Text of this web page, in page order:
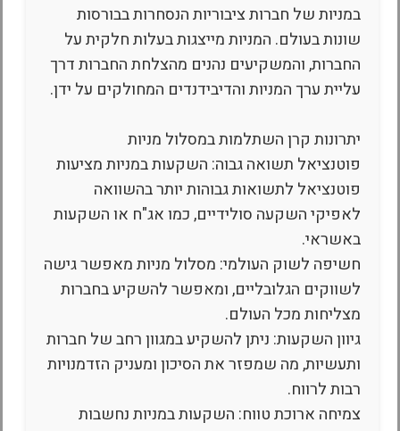
במניות של חברות ציבוריות הנסחרות בבורסות
שונות בעולם. המניות מייצגות בעלות חלקית על
החברות, והמשקיעים נהנים מהצלחת החברות דרך
עליית ערך המניות והדיבידנדים המחולקים על ידן.
יתרונות קרן השתלמות במסלול מניות
פוטנציאל תשואה גבוה: השקעות במניות מציעות
פוטנציאל לתשואות גבוהות יותר בהשוואה
לאפיקי השקעה סולידיים, כמו אג"ח או השקעות
באשראי.
חשיפה לשוק העולמי: מסלול מניות מאפשר גישה
לשווקים הגלובליים, ומאפשר להשקיע בחברות
מצליחות מכל העולם.
גיוון השקעות: ניתן להשקיע במגוון רחב של חברות
ותעשיות, מה שמפזר את הסיכון ומעניק הזדמנויות
רבות לרווח.
צמיחה ארוכת טווח: השקעות במניות נחשבות